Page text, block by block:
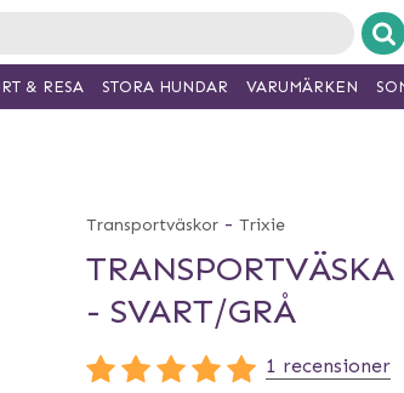
Transportväskor - Trixie
- SVART/GRÅ
1 recensioner
& RESA STORA HUNDAR VARUMÄRKEN